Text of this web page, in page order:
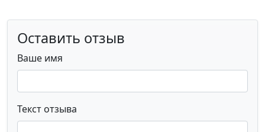
Оставить отзыв
Ваше имя
Текст отзыва